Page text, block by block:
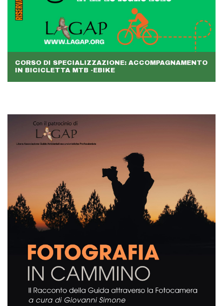
CORSO DI SPECIALIZZAZIONE: ACCOMPAGNAMENTO
IN BICICLETTA MTB -EBIKE